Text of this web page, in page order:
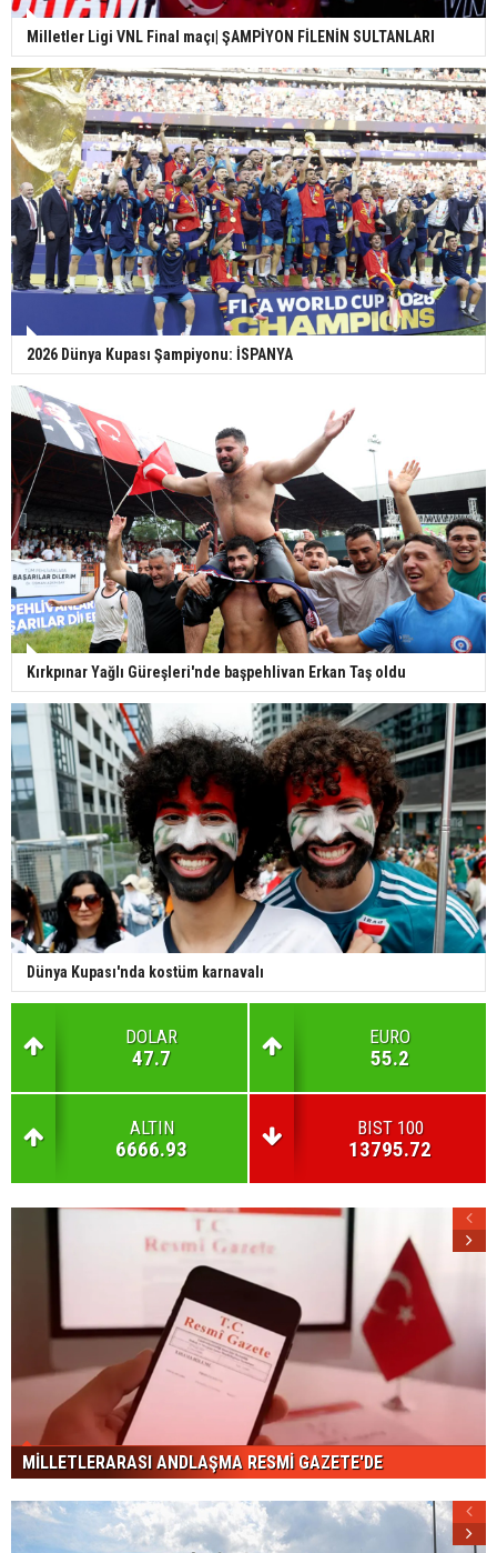
Milletler Ligi VNL Final maçı| ŞAMPİYON FİLENİN SULTANLARI
2026 Dünya Kupası Şampiyonu: İSPANYA
Kırkpınar Yağlı Güreşleri'nde başpehlivan Erkan Taş oldu
Dünya Kupası'nda kostüm karnavalı
DOLAR
47.7
EURO
55.2
ALTIN
6666.93
BIST 100
13795.72
MİLLETLERARASI ANDLAŞMA RESMİ GAZETE'DE